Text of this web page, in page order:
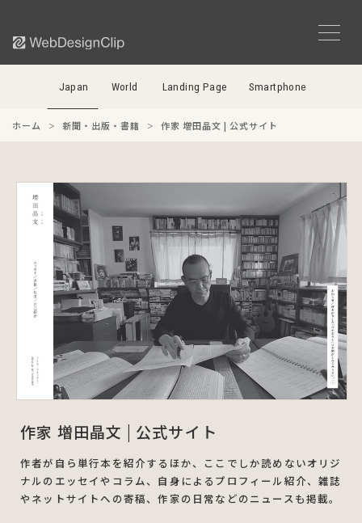
Japan World Landing Page Smartphone
ホーム 新聞・出版・書籍 作家 増田晶文 | 公式サイト
作家 増田晶文 | 公式サイト
作者が自ら単行本を紹介するほか、ここでしか読めないオリジ
ナルのエッセイやコラム、自身によるプロフィール紹介、雑誌
やネットサイトへの寄稿、作家の日常などのニュースも掲載。